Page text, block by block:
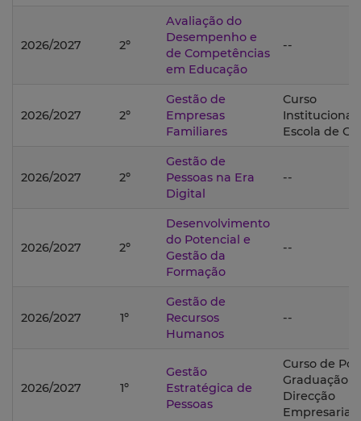
2026/2027 2º
Avaliação do
Desempenho e
de Competências
em Educação
--
2026/2027 2º
Gestão de
Empresas
Familiares
Curso
Institucional
Escola de
2026/2027 2º
Gestão de
Pessoas na Era
Digital
--
2026/2027 2º
Desenvolvimento
do Potencial e
Gestão da
Formação
--
2026/2027 1º
Gestão de
Recursos
Humanos
--
2026/2027 1º
Gestão
Estratégica de
Pessoas
Curso de Pós
Graduação
Direcção
Empresarial;